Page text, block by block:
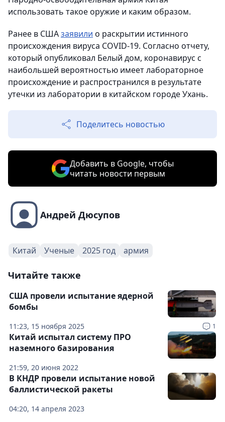
использовать такое оружие и каким образом.
Ранее в СШАзаявили о раскрытии истинного
происхождения вируса COVID-19. Согласно отчету,
который опубликовал Белый дом, коронавирус с
наибольшей вероятностью имеет лабораторное
происхождение и распространился в результате
утечки из лаборатории в китайском городе Ухань.
Поделитесь новостью
Добавить в Google, чтобы
читать новости первым
Андрей Дюсупов
Китай Ученые 2025 год армия
Читайте также
11:23, 15 ноября 2025 1
США провели испытание ядерной
бомбы
21:59, 20 июня 2022
Китай испытал систему ПРО
наземного базирования
04:20, 14 апреля 2023
В КНДР провели испытание новой
баллистической ракеты